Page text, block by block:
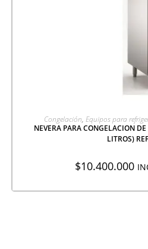
AGREGAR A
Congelación, Equipos para
NEVERA PARA CONGELACION
LITROS)
$10.400.000